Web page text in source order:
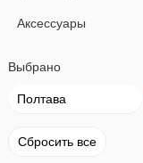
Аксессуары
Выбрано
Полтава
Сбросить все